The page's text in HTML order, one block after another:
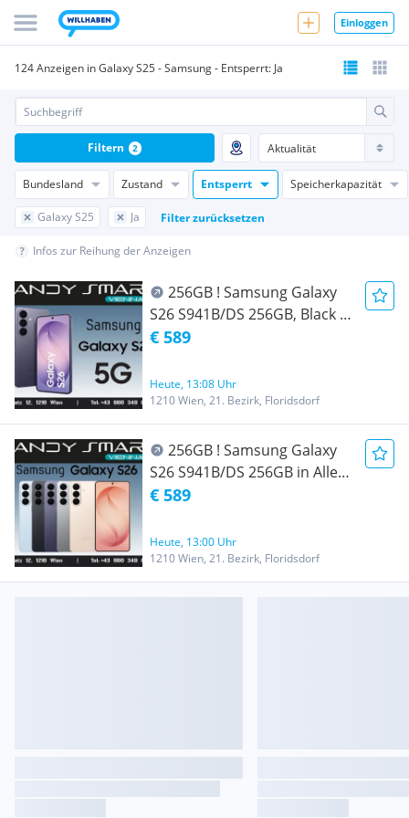
Einloggen
124 Anzeigen in Galaxy S25 - Samsung - Entsperrt: Ja
Bundesland Zustand Entsperrt Speicherkapazität
Galaxy S25 Ja Filter zurücksetzen
Filtern 2
Infos zur Reihung der Anzeigen
256GB ! Samsung Galaxy
S26 S941B/DS 256GB, Black (
Schwarz )/ Nagelneu, Org.
Für Alle Simkarten/ Mit 24
Monate Hersteller Garantie/
Nur bei Handy Smart Vienna
€ 589
Heute, 13:08 Uhr
1210 Wien, 21. Bezirk, Floridsdorf
256GB ! Samsung Galaxy
S26 S941B/DS 256GB in Allen
Farben/ Nagelneu, Org.
Für Alle Simkarten/ Mit 24
Monate Hersteller Garantie/
Nur bei Handy Smart Vienna
€ 589
Heute, 13:00 Uhr
1210 Wien, 21. Bezirk, Floridsdorf